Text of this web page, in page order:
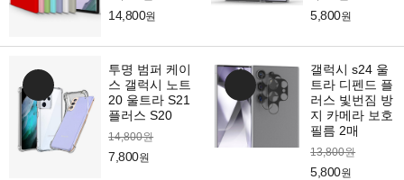
14,800원 5,800원
투명 범퍼 케이
스 갤럭시 노트
20 울트라 S21
플러스 S20
14,800원
7,800원
갤럭시 s24 울
트라 디펜드 플
러스 빛번짐 방
지 카메라 보호
필름 2매
13,800원
5,800원